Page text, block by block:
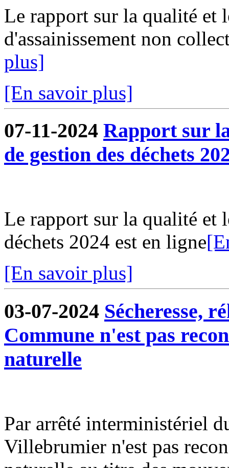
Le rapport sur la qualité et
d'assainissement non
plus]
[En savoir plus]
07-11-2024 Rapport sur
de gestion des déchets
Le rapport sur la qualité et
déchets 2024 est en ligne
[En savoir plus]
03-07-2024 Sécheresse,
Commune n'est pas
naturelle
Par arrêté interministériel
Villebrumier n'est pas